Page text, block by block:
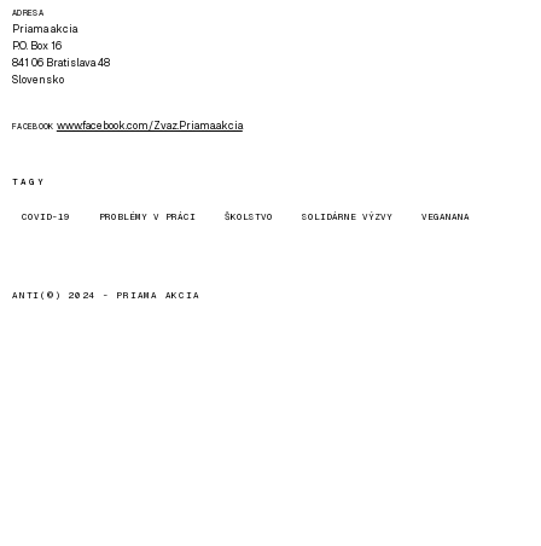
ADRESA
Priama akcia
P.O. Box 16
841 06 Bratislava 48
Slovensko
FACEBOOK www.facebook.com/Zvaz.Priama.akcia
TAGY
COVID-19 PROBLÉMY V PRÁCI ŠKOLSTVO SOLIDÁRNE VÝZVY VEGANANA
ANTI(©) 2024 - PRIAMA AKCIA